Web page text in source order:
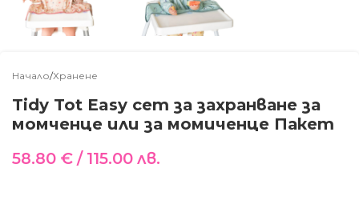
Начало/Хранене
Tidy Tot Easy сет за захранване за
момченце или за момиченце Пакет
58.80 € / 115.00 лв.